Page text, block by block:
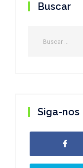
Buscar
Siga-nos